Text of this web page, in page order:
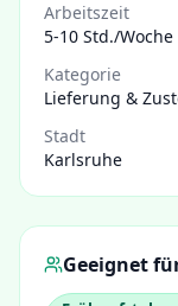
Arbeitszeit
5-10 Std./Woche
Kategorie
Lieferung &
Stadt
Karlsruhe
Geeignet